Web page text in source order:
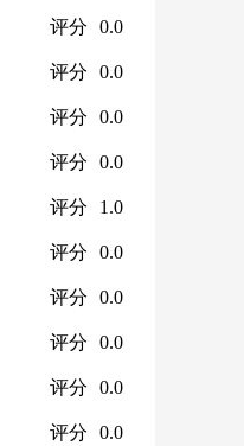
评分 0.0
评分 0.0
评分 0.0
评分 0.0
评分 1.0
评分 0.0
评分 0.0
评分 0.0
评分 0.0
评分 0.0